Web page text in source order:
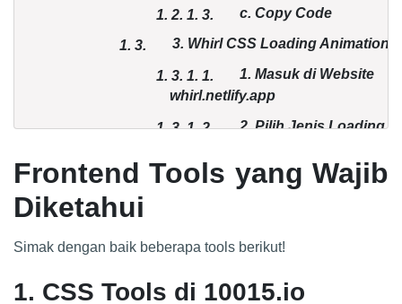
1. 2. 1. 3. c. Copy Code
1. 3. 3. Whirl CSS Loading Animation
1. 3. 1. 1.
1. Masuk di Website
whirl.netlify.app
1. 3.1.2. 2. Pilih Jenis Loading
Frontend Tools yang Wajib
Diketahui
Simak dengan baik beberapa tools berikut!
1. CSS Tools di 10015.io